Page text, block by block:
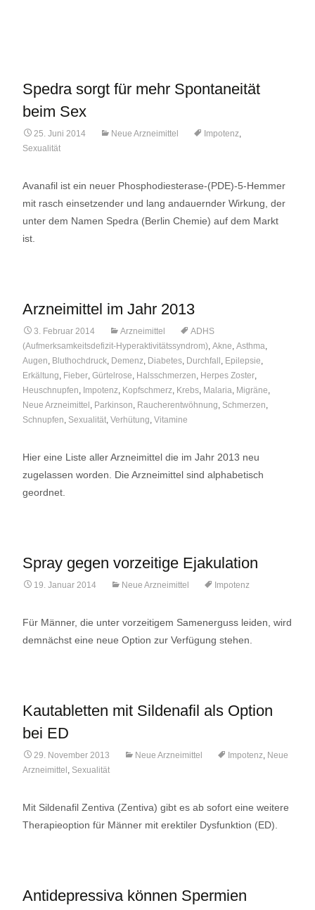
Spedra sorgt für mehr Spontaneität
beim Sex
25. Juni 2014 Neue Arzneimittel Impotenz,
Sexualität
Avanafil ist ein neuer Phosphodiesterase-(PDE)-5-Hemmer
mit rasch einsetzender und lang andauernder Wirkung, der
unter dem Namen Spedra (Berlin Chemie) auf dem Markt
ist.
Arzneimittel im Jahr 2013
3. Februar 2014 Arzneimittel
ADHS
(Aufmerksamkeitsdefizit-Hyperaktivitätssyndrom), Akne, Asthma,
Augen, Bluthochdruck, Demenz, Diabetes, Durchfall , Epilepsie,
Erkältung, Fieber, Gürtelrose, Halsschmerzen, Herpes Zoster,
Heuschnupfen, Impotenz, Kopfschmerz, Krebs, Malaria, Migräne,
Neue Arzneimittel , Parkinson, Raucherentwöhnung, Schmerzen,
Schnupfen, Sexualität, Verhütung, Vitamine
Hier eine Liste aller Arzneimittel die im Jahr 2013 neu
zugelassen worden. Die Arzneimittel sind alphabetisch
geordnet.
Spray gegen vorzeitige Ejakulation
19. Januar 2014 Neue Arzneimittel Impotenz
Für Männer, die unter vorzeitigem Samenerguss leiden, wird
demnächst eine neue Option zur Verfügung stehen.
Kautabletten mit Sildenafil als Option
bei ED
29. November 2013 Neue Arzneimittel Impotenz, Neue
Arzneimittel , Sexualität
Mit Sildenafil Zentiva (Zentiva) gibt es ab sofort eine weitere
Therapieoption für Männer mit erektiler Dysfunktion (ED).
Antidepressiva können Spermien